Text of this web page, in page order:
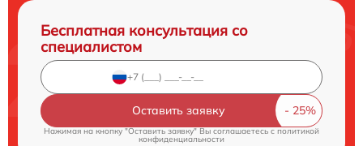
Бесплатная консультация со
специалистом
Оставить заявку
Нажимая на кнопку "Оставить заявку" Вы соглашаетесь cполитикой
конфиденциальности